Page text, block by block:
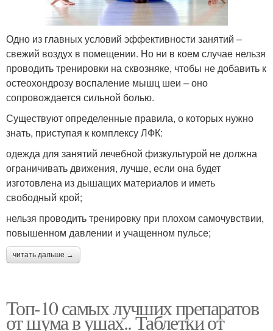
Одно из главных условий эффективности занятий –
свежий воздух в помещении. Но ни в коем случае нельзя
проводить тренировки на сквозняке, чтобы не добавить к
остеохондрозу воспаление мышц шеи – оно
сопровождается сильной болью.
Существуют определенные правила, о которых нужно
знать, приступая к комплексу ЛФК:
одежда для занятий лечебной физкультурой не должна
ограничивать движения, лучше, если она будет
изготовлена из дышащих материалов и иметь
свободный крой;
нельзя проводить тренировку при плохом самочувствии,
повышенном давлении и учащенном пульсе;
читать дальше →
Топ-10 самых лучших препаратов
от шума в ушах.. Таблетки от